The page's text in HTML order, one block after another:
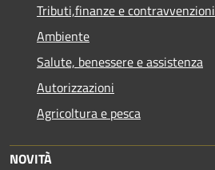
Tributi,finanze e contravvenzioni
Ambiente
Salute, benessere e assistenza
Autorizzazioni
Agricoltura e pesca
NOVITÀ